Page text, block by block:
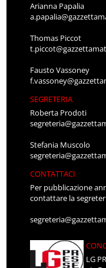
Arianna Papalia
Thomas Piccot
Fausto Vassoney
SEGRETERIA
Roberta Prodoti
Stefania Muscolo
CONTATTACI
Per pubblicazione
contattare la
LG